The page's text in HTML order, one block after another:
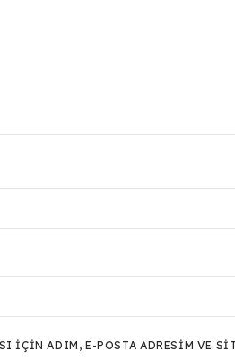
IÇIN ADIM, E-POSTA ADRESIM VE